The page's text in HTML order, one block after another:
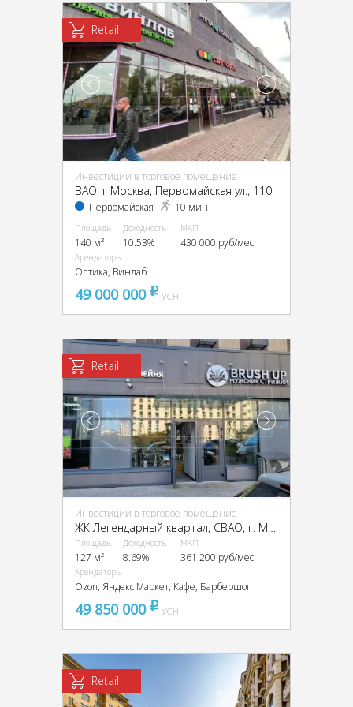
Retail
Инвестиции в торговое помещение
ВАО, г Москва, Первомайская ул., 110
Первомайская 10 мин
Площадь
140 м²
Доходность
10.53%
МАП
430 000 руб/мес
Арендаторы
Оптика, Винлаб
49 000 000 pуб
УСН
Retail
Инвестиции в торговое помещение
Площадь
127 м²
Доходность
8.69%
МАП
361 200 руб/мес
Арендаторы
Ozon, Яндекс Маркет, Кафе, Барбершоп
49 850 000 pуб
УСН
Retail